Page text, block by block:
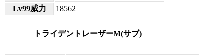
Lv99威力
18562
トライデントレーザーM(サブ)